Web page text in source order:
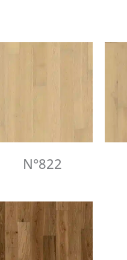
N°822